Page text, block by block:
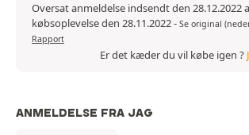
Oversat anmeldelse indsendt den 28.12.2022
købsoplevelse den 28.11.2022- Se original
Rapport
Er det kæder du vil købe igen ?
ANMELDELSE FRA JAG